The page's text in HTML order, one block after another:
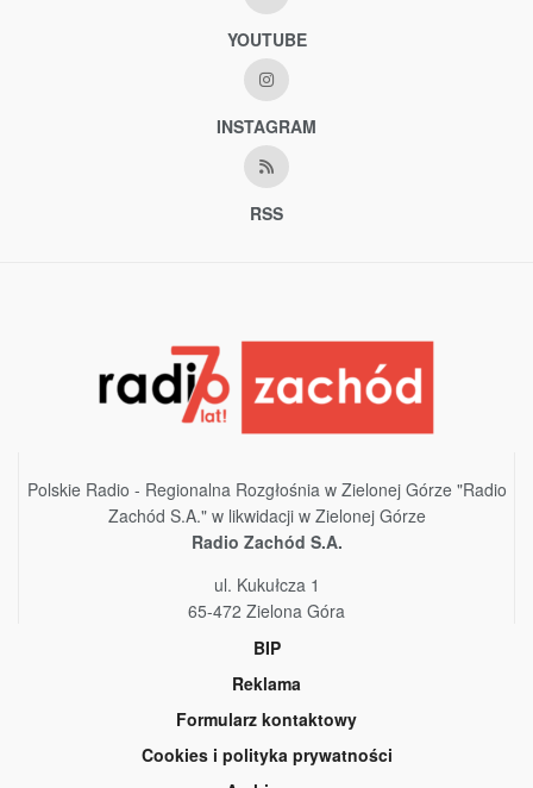
YOUTUBE
INSTAGRAM
RSS
Polskie Radio - Regionalna Rozgłośnia w Zielonej Górze "Radio
Zachód S.A." w likwidacji w Zielonej Górze
Radio Zachód S.A.
ul. Kukułcza 1
65-472 Zielona Góra
BIP
Reklama
Formularz kontaktowy
Cookies i polityka prywatności